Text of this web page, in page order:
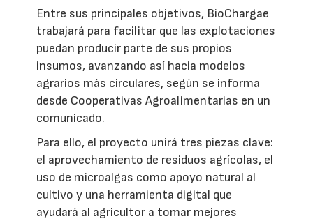
Entre sus principales objetivos, BioChargae
trabajará para facilitar que las explotaciones
puedan producir parte de sus propios
insumos, avanzando así hacia modelos
agrarios más circulares, según se informa
desde Cooperativas Agroalimentarias en un
comunicado.
Para ello, el proyecto unirá tres piezas clave:
el aprovechamiento de residuos agrícolas, el
uso de microalgas como apoyo natural al
cultivo y una herramienta digital que
ayudará al agricultor a tomar mejores